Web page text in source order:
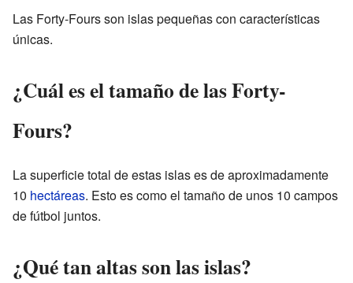
Las Forty-Fours son islas pequeñas con características
únicas.
¿Cuál es el tamaño de las Forty-
Fours?
La superficie total de estas islas es de aproximadamente
10 hectáreas. Esto es como el tamaño de unos 10 campos
de fútbol juntos.
¿Qué tan altas son las islas?